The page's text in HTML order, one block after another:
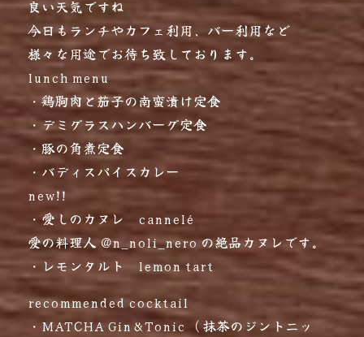
良い天気ですね️
今日もランチやカフェ利用、バー利用など
様々な用途でお待ち致しております。
lunch menu
・鶏胸肉と茄子の南蛮漬け定食
・デミグラスハンバーグ定食
・豚の角煮定食
・バディスパイスカレー
new!!
・愛しのカヌレ cannelé
愛の料理人 @n_noli_nero の絶品カヌレです。
・レモンタルト lemon tart
recommended cocktail
・MATCHA Gin&Tonic （抹茶のジントニッ